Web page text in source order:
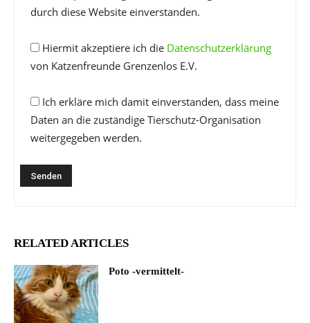
durch diese Website einverstanden.
Hiermit akzeptiere ich die Datenschutzerklärung
von Katzenfreunde Grenzenlos E.V.
Ich erkläre mich damit einverstanden, dass meine
Daten an die zuständige Tierschutz-Organisation
weitergegeben werden.
RELATED ARTICLES
Poto -vermittelt-